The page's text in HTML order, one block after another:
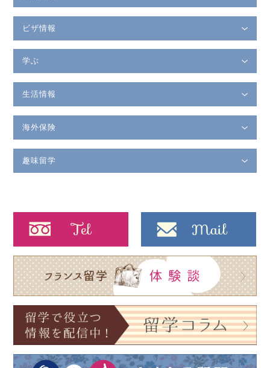
ビザ情報
学ぶ
生活情報
海外保険
趣味留学